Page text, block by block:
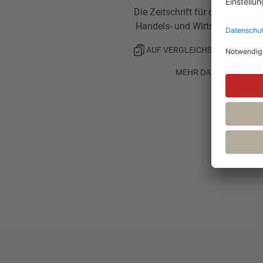
Die Zeitschrift für das gesamte
Handels- und Wirtschaftsrecht
AUF VERGLEICHSLISTE
MEHR DAZU